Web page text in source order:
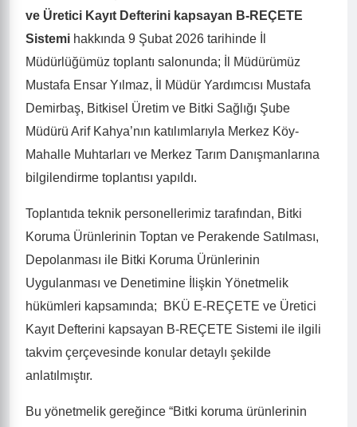
ve Üretici Kayıt Defterini kapsayan B-REÇETE
Sistemi hakkında 9 Şubat 2026 tarihinde İl
Müdürlüğümüz toplantı salonunda; İl Müdürümüz
Mustafa Ensar Yılmaz, İl Müdür Yardımcısı Mustafa
Demirbaş, Bitkisel Üretim ve Bitki Sağlığı Şube
Müdürü Arif Kahya’nın katılımlarıyla Merkez Köy-
Mahalle Muhtarları ve Merkez Tarım Danışmanlarına
bilgilendirme toplantısı yapıldı.
Toplantıda teknik personellerimiz tarafından, Bitki
Koruma Ürünlerinin Toptan ve Perakende Satılması,
Depolanması ile Bitki Koruma Ürünlerinin
Uygulanması ve Denetimine İlişkin Yönetmelik
hükümleri kapsamında;
BKÜ E-REÇETE ve Üretici
Kayıt Defterini kapsayan B-REÇETE Sistemi ile ilgili
takvim çerçevesinde konular detaylı şekilde
anlatılmıştır.
Bu yönetmelik gereğince “Bitki koruma ürünlerinin